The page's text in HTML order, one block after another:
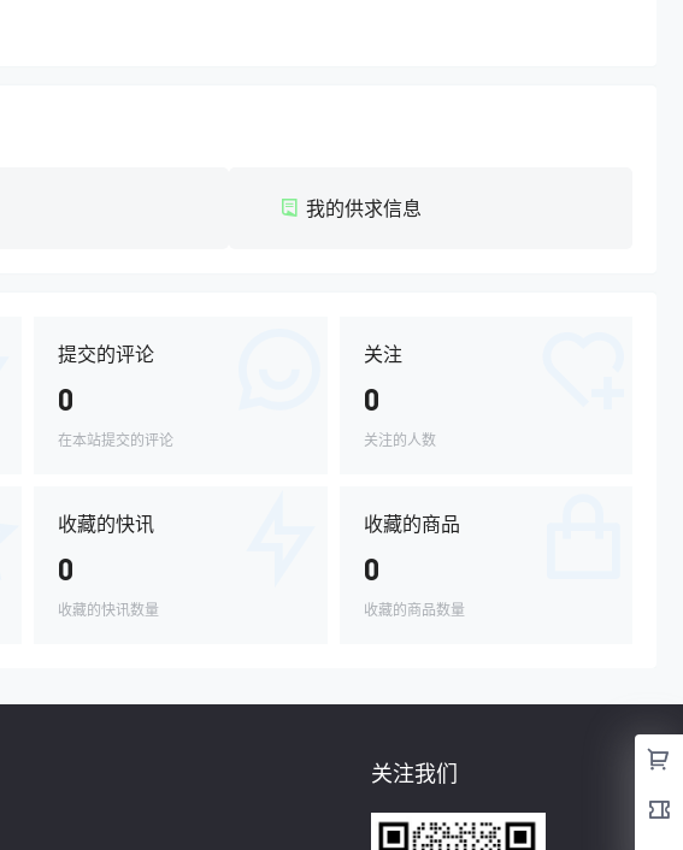
我的供求信息
提交的评论
0
在本站提交的评论
关注
0
关注的人数
收藏的快讯
0
收藏的快讯数量
收藏的商品
0
收藏的商品数量
关注我们